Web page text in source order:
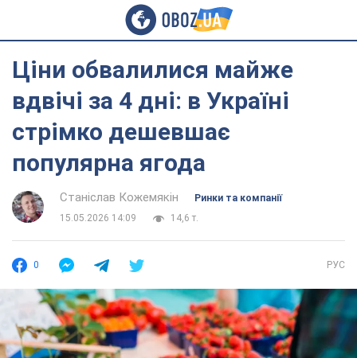
Ціни обвалилися майже
вдвічі за 4 дні: в Україні
стрімко дешевшає
популярна ягода
Станіслав Кожемякін
Ринки та компанії
15.05.2026 14:09
14,6 т.
0 РУС